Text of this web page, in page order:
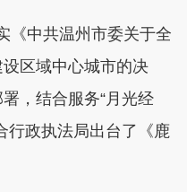
中共温州市委关于全
区域中心城市的决
，结合服务“月光经
行政执法局出台了《鹿